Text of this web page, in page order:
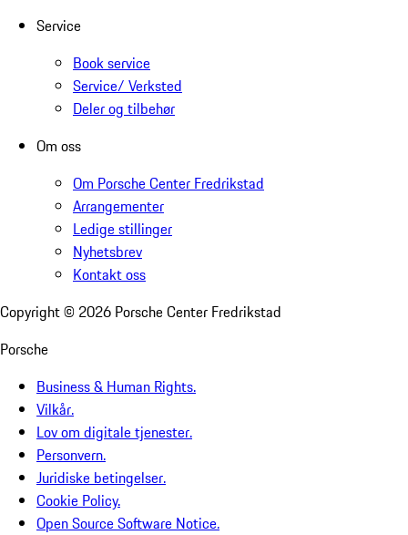
Service
Book service
Service/ Verksted
Deler og tilbehør
Om oss
Om Porsche Center Fredrikstad
Arrangementer
Ledige stillinger
Nyhetsbrev
Kontakt oss
Copyright © 2026 Porsche Center Fredrikstad
Porsche
Business & Human Rights.
Vilkår.
Lov om digitale tjenester.
Personvern.
Juridiske betingelser.
Cookie Policy.
Open Source Software Notice.